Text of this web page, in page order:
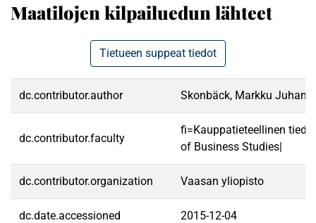
Maatilojen kilpailuedun lähteet
Tietueen suppeat tiedot
dc.contributor.author Skonbäck, Markku Juhani
dc.contributor.faculty
fi=Kauppatieteellinen
of Business Studies|
dc.contributor.organization Vaasan yliopisto
dc.date.accessioned 2015-12-04